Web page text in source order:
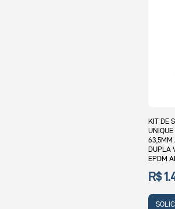
KIT DE
63,5MM
DUPLA
EPDM
R$